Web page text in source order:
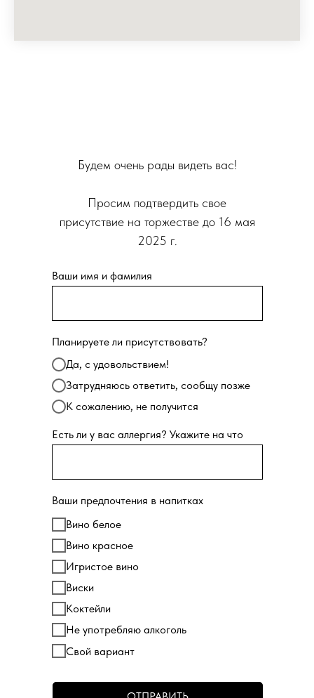
Будем очень рады видеть вас!
Просим подтвердить свое
присутствие на торжестве до 16 мая
2025 г.
Ваши имя и фамилия
Планируете ли присутствовать?
Да, с удовольствием!
Затрудняюсь ответить, сообщу позже
К сожалению, не получится
Есть ли у вас аллергия? Укажите на что
Ваши предпочтения в напитках
Вино белое
Вино красное
Игристое вино
Виски
Коктейли
Не употребляю алкоголь
Свой вариант